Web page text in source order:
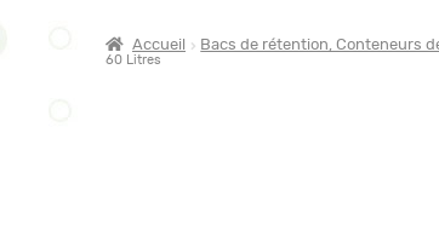
Accueil Bacs de rétention, Conteneurs
60 Litres